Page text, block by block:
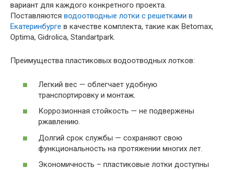
вариант для каждого конкретного проекта.
Поставляются водоотводные лотки с решетками в
Екатеринбурге в качестве комплекта, такие как Betomax,
Optima, Gidrolica, Standartpark.
Преимущества пластиковых водоотводных лотков:
Легкий вес — облегчает удобную
транспортировку и монтаж.
Коррозионная стойкость — не подвержены
ржавлению.
Долгий срок службы — сохраняют свою
функциональность на протяжении многих лет.
Экономичность – пластиковые лотки доступны